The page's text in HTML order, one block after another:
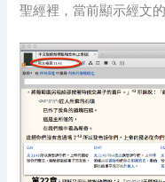
聖經裡，當前顯示經文的